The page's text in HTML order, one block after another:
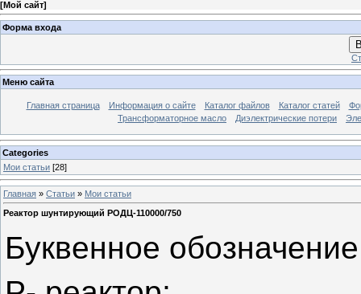
[Мой сайт]
Форма входа
Меню сайта
Главная страница Информация о сайте Каталог файлов Каталог статей
Трансформаторное масло
Диэлектрические потери
Categories
Мои статьи [28]
Главная » Статьи » Мои статьи
Реактор шунтирующий РОДЦ-110000/750
Буквенное